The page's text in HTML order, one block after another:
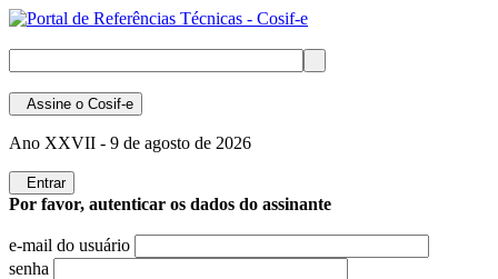
Assine o Cosif-e
Ano XXVII - 9 de agosto de 2026
Entrar
Por favor, autenticar os dados do assinante
e-mail do usuário
senha